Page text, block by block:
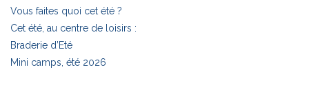
Vous faites quoi cet été ?
Cet été, au centre de loisirs :
Braderie d’Eté
Mini camps, été 2026